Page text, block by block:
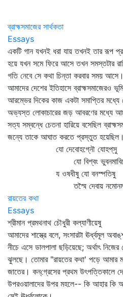
ব্রাহ্মসমাজের সার্থকতা
Essays
একটি গান যখনই ধরা যায় তখনই তার রূপ
হয়ে যখন সমে ফিরে আসে তখন সমস্তটার
গতি নেবে সে কথা চিন্তা করবার সময় আসে।
আমাদের দেশের ইতিহাসে ব্রাহ্মসমাজেরও
আরম্ভের দিকের কাজ একটা সমাপ্তির
অভ্যস্ত লোকাচারের জড় আবরণের মধ্যে
সত্য সম্বন্ধে চেতনা হারিয়ে বসেছিল
জন্যে তাকে আঘাত করতে প্রস্তুত হয়েছিল।
যো দেবোহগ্নৌ যোহপ্‌সু
যো বিশ্বং
য ওষধীষু যো বনস্পতিষু
তস্মৈ দেবায়
রায়তের কথা
Essays
শ্রীমান প্রমথনাথ চৌধুরী কল্যাণীয়েষু
আমাদের শাস্ত্রে বলে, সংসারটা ঊর্ধ্বমূল
নীচে এসে ডালপালা ছড়িয়েছে; অর্থাৎ
ঝুলছে। তোমার "রায়তের কথা' পড়ে আমার
জাতের। কন্‌গ্রেসের প্রথম উৎপত্তিকালে
উপরওয়ালাদের উপর মহলে-- কি আহার